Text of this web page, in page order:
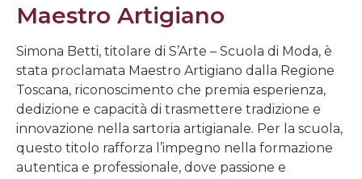
Maestro Artigiano
Simona Betti, titolare di S’Arte – Scuola di Moda, è
stata proclamata Maestro Artigiano dalla Regione
Toscana, riconoscimento che premia esperienza,
dedizione e capacità di trasmettere tradizione e
innovazione nella sartoria artigianale. Per la scuola,
questo titolo rafforza l’impegno nella formazione
autentica e professionale, dove passione e